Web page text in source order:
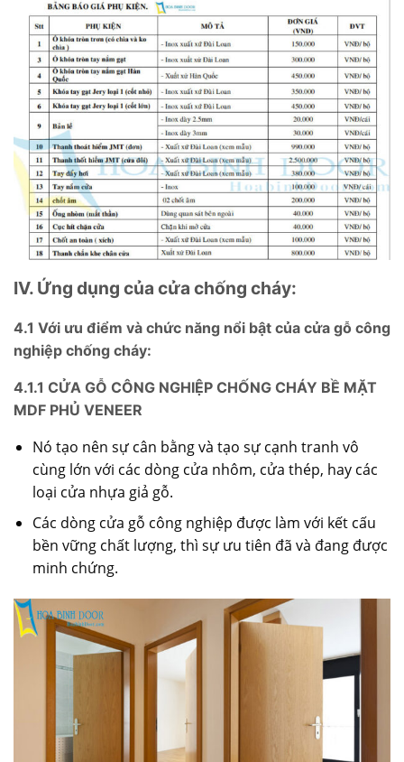
IV. Ứng dụng của cửa chống cháy:
4.1 Với ưu điểm và chức năng nổi bật của cửa gỗ công
nghiệp chống cháy:
4.1.1 CỬA GỖ CÔNG NGHIỆP CHỐNG CHÁY BỀ MẶT
MDF PHỦ VENEER
Nó tạo nên sự cân bằng và tạo sự cạnh tranh vô
cùng lớn với các dòng cửa nhôm, cửa thép, hay các
loại cửa nhựa giả gỗ.
Các dòng cửa gỗ công nghiệp được làm với kết cấu
bền vững chất lượng, thì sự ưu tiên đã và đang được
minh chứng.